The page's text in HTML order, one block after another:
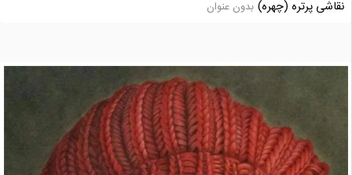
نقاشی پرتره (چهره) بدون عنوان